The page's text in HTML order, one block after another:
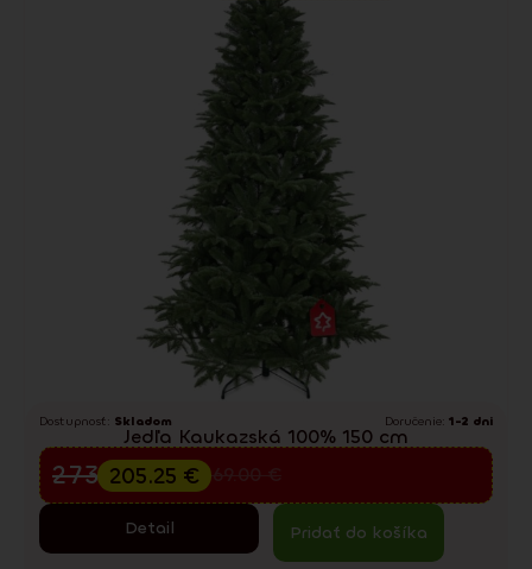
Dostupnosť: Skladom Doručenie: 1-2 dni
Jedľa Kaukazská 100% 150 cm
Predvianočný výpredaj
369.00
273.67€
205.25 €
Detail Pridať do košíka